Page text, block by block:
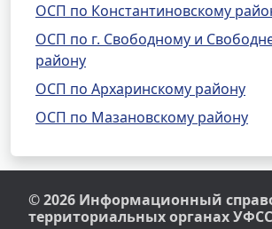
ОСП по Константиновскому
ОСП по г. Свободному и
району
ОСП по Архаринскому району
ОСП по Мазановскому району
© 2026 Информационный
территориальных органах